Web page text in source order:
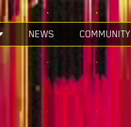
NEWS COMMUNITY